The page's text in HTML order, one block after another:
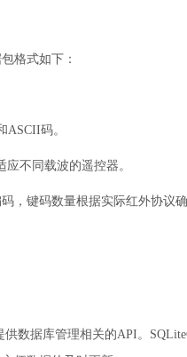
格式如下：
ASCII码。
不同载波的遥控器。
，键码数量根据实际红外协议确
数据库管理相关的API。